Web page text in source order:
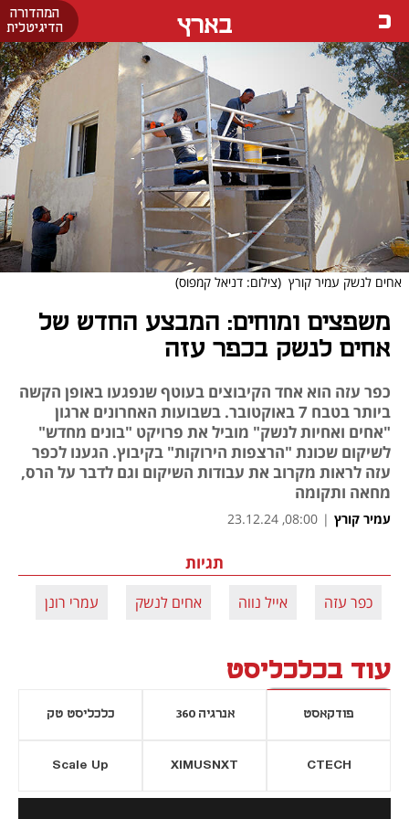
המהדורה
הדיגיטלית
בארץ
אחים לנשק עמיר קורץ (צילום: דניאל קמפוס)
משפצים ומוחים: המבצע החדש של
אחים לנשק בכפר עזה
כפר עזה הוא אחד הקיבוצים בעוטף שנפגעו באופן הקשה
ביותר בטבח 7 באוקטובר. בשבועות האחרונים ארגון
"אחים ואחיות לנשק" מוביל את פרויקט "בונים מחדש"
לשיקום שכונת "הרצפות הירוקות" בקיבוץ. הגענו לכפר
עזה לראות מקרוב את עבודות השיקום וגם לדבר על הרס,
מחאה ותקומה
עמיר קורץ |
08:00, 23.12.24
תגיות
כפר עזה אייל נווה אחים לנשק עמרי רונן
עוד בכלכליסט
פודקאסט אנרגיה 360 כלכליסט טק
CTECH
XIMUSNXT
Scale Up
נפתח בכרטיסייה חדשה חדשה